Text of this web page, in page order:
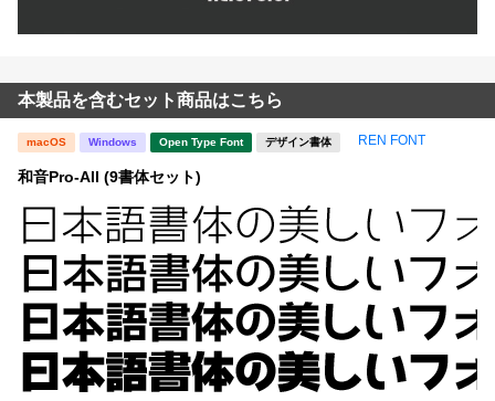
本製品を含むセット商品はこちら
macOS Windows Open Type Font デザイン書体 REN FONT
和音Pro-All (9書体セット)